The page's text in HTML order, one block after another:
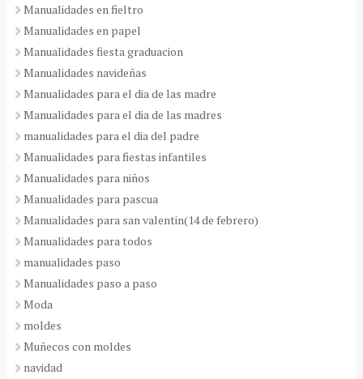
Manualidades en fieltro
Manualidades en papel
Manualidades fiesta graduacion
Manualidades navideñas
Manualidades para el dia de las madre
Manualidades para el dia de las madres
manualidades para el dia del padre
Manualidades para fiestas infantiles
Manualidades para niños
Manualidades para pascua
Manualidades para san valentin(14 de febrero)
Manualidades para todos
manualidades paso
Manualidades paso a paso
Moda
moldes
Muñecos con moldes
navidad